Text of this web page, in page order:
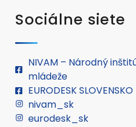
Sociálne siete
NIVAM – Národný
mládeže
EURODESK SLOVENSKO
nivam_sk
eurodesk_sk